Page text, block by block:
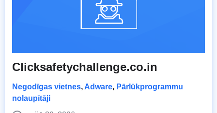
Clicksafetychallenge.co.in
Negodīgas vietnes, Adware, Pārlūkprogrammu
nolaupītāji